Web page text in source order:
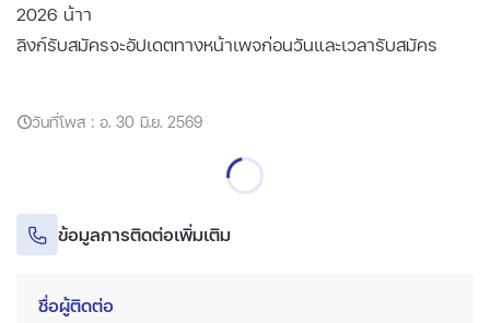
2026 น้าา
ลิงก์รับสมัครจะอัปเดตทางหน้าเพจก่อนวันและเวลารับสมัคร
วันที่โพส : อ. 30 มิ.ย. 2569
ข้อมูลการติดต่อเพิ่มเติม
ชื่อผู้ติดต่อ